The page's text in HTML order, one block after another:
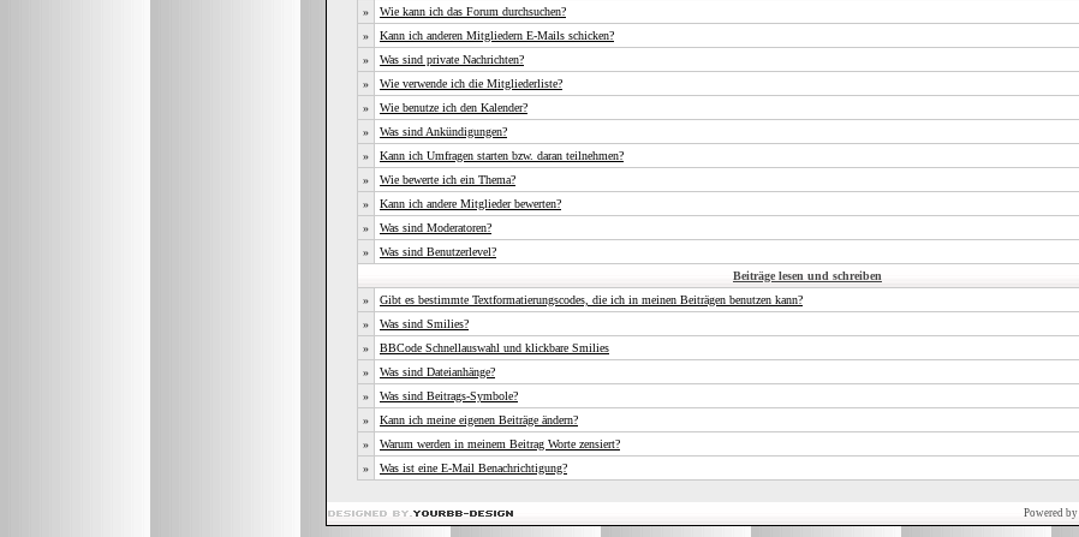
»
Wie kann ich das Forum durchsuchen?
»
Kann ich anderen Mitgliedern E-Mails schicken?
»
Was sind private Nachrichten?
»
Wie verwende ich die Mitgliederliste?
»
Wie benutze ich den Kalender?
»
Was sind Ankündigungen?
»
Kann ich Umfragen starten bzw. daran teilnehmen?
»
Wie bewerte ich ein Thema?
»
Kann ich andere Mitglieder bewerten?
»
Was sind Moderatoren?
»
Was sind Benutzerlevel?
Beiträge lesen und schreiben
»
Gibt es bestimmte Textformatierungscodes, die ich in meinen Beiträgen benutzen kann?
»
Was sind Smilies?
»
BBCode Schnellauswahl und klickbare Smilies
»
Was sind Dateianhänge?
»
Was sind Beitrags-Symbole?
»
Kann ich meine eigenen Beiträge ändern?
»
Warum werden in meinem Beitrag Worte zensiert?
»
Was ist eine E-Mail Benachrichtigung?
Powered by